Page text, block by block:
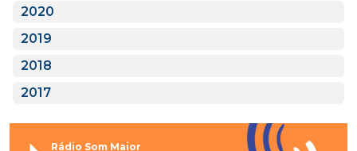
2020
2019
2018
2017
Rádio Som Maior